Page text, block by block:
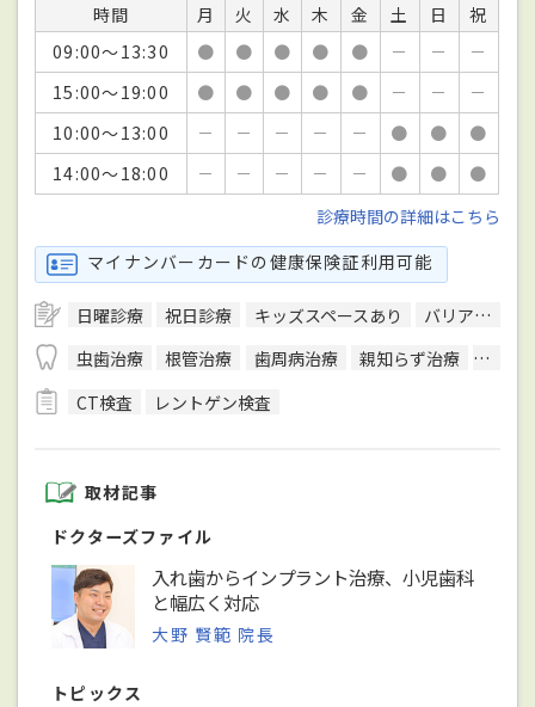
時間 月 火 水 木 金 土 日
祝
09:00～13:30
● ● ● ● ● － －
－
15:00～19:00
● ● ● ● ● － －
－
10:00～13:00
－ － － － － ● ●
●
14:00～18:00
－ － － － － ● ●
●
診療時間の詳細はこちら
マイナンバーカードの健康保険証利用可能
日曜診療 祝日診療 キッズスペースあり
バリアフリー対応
虫歯治療
根管治療 歯周病治療 親知らず治療
顎関
CT検査
レントゲン検査
取材記事
ドクターズファイル
入れ歯からインプラント治療、小児歯科
と幅広く対応
大野 賢範 院長
トピックス